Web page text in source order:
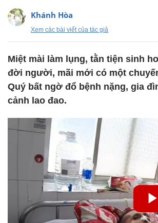
Khánh Hòa
Xem các bài viết của tác giả
Miệt mài làm lụng, tằn tiện sinh
đời người, mãi mới có một
Quý bất ngờ đổ bệnh nặng, gia
cảnh lao đao.